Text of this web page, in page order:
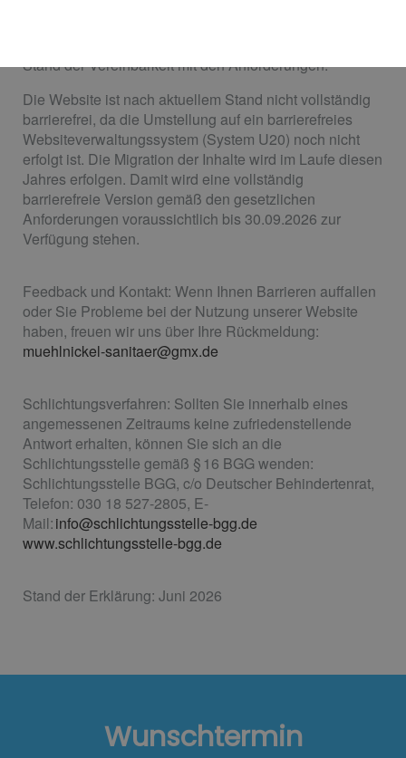
Stand der Vereinbarkeit mit den Anforderungen:
Die Website ist nach aktuellem Stand nicht vollständig
barrierefrei, da die Umstellung auf ein barrierefreies
Websiteverwaltungssystem (System U20) noch nicht
erfolgt ist. Die Migration der Inhalte wird im Laufe diesen
Jahres erfolgen. Damit wird eine vollständig
barrierefreie Version gemäß den gesetzlichen
Anforderungen voraussichtlich bis 30.09.2026 zur
Verfügung stehen.
Feedback und Kontakt: Wenn Ihnen Barrieren auffallen
oder Sie Probleme bei der Nutzung unserer Website
haben, freuen wir uns über Ihre Rückmeldung:
muehlnickel-sanitaer@gmx.de
Schlichtungsverfahren: Sollten Sie innerhalb eines
angemessenen Zeitraums keine zufriedenstellende
Antwort erhalten, können Sie sich an die
Schlichtungsstelle gemäß § 16 BGG wenden:
Schlichtungsstelle BGG, c/o Deutscher Behindertenrat,
Telefon: 030 18 527-2805, E-
Mail:info@schlichtungsstelle-bgg.de
www.schlichtungsstelle-bgg.de
Stand der Erklärung: Juni 2026
Wunschtermin